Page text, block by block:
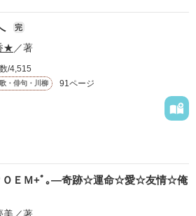
完
★ ／著
/4,515
・俳句・川柳 91ページ
出を､､､
ＯＥＭ+ﾟ｡―奇跡☆運命☆愛☆友情☆俺
美 ／著